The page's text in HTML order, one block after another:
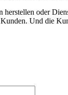
herstellen oder
Und die